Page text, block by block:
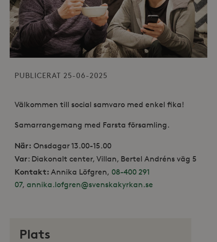
PUBLICERAT 25-06-2025
Välkommen till social samvaro med enkel fika!
Samarrangemang med Farsta församling.
När: Onsdagar 13.00-15.00
Var: Diakonalt center, Villan, Bertel Andréns väg 5
Kontakt: Annika Löfgren, 08-400 291
07, annika.lofgren@svenskakyrkan.se
Plats